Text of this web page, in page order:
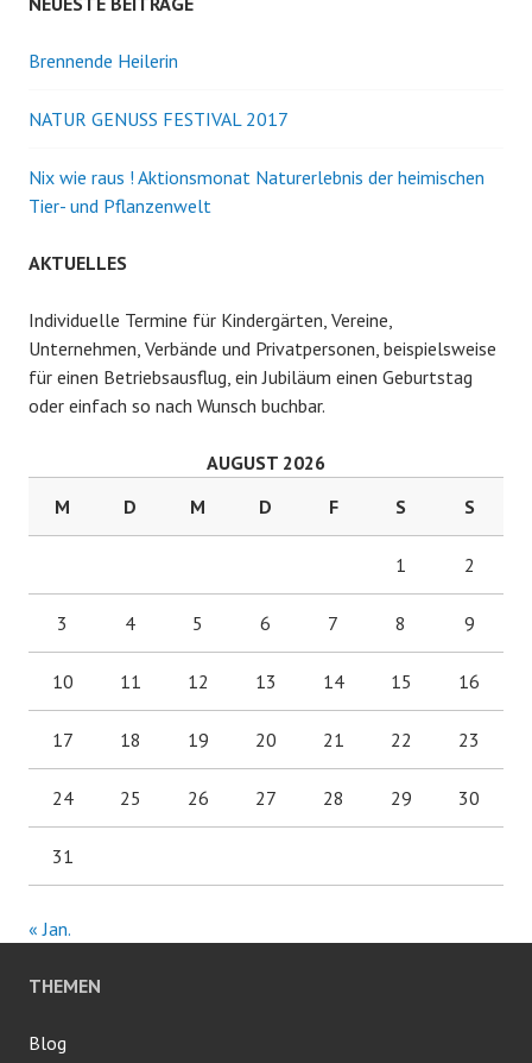
g
s
n
a
g
a
t
i
o
n
h
Brennende Heilerin
NATUR GENUSS FESTIVAL 2017
Nix wie raus ! Aktionsmonat Naturerlebnis der heimischen
Tier- und Pflanzenwelt
AKTUELLES
Individuelle Termine für Kindergärten, Vereine,
Unternehmen, Verbände und Privatpersonen, beispielsweise
für einen Betriebsausflug, ein Jubiläum einen Geburtstag
oder einfach so nach Wunsch buchbar.
AUGUST 2026
M
D M D F S S
1 2
3 4 5 6 7 8 9
10 11 12 13 14 15 16
17 18 19 20 21 22 23
24 25 26 27 28 29 30
31
« Jan.
THEMEN
Blog